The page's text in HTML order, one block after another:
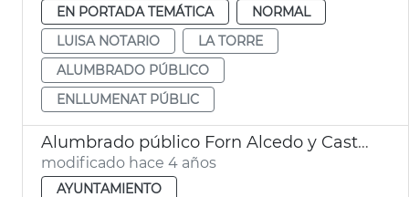
EN PORTADA TEMÁTICA
NORMAL
LUISA NOTARIO
LA TORRE
ALUMBRADO PÚBLICO
ENLLUMENAT PÚBLIC
Alumbrado público Forn Alcedo y Castellar-l'Oliveral
modificado hace 4 años
AYUNTAMIENTO